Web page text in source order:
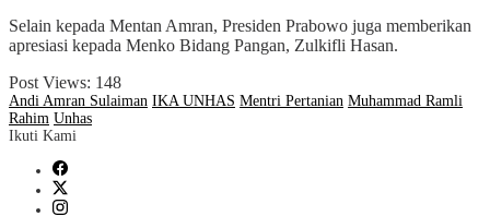
Selain kepada Mentan Amran, Presiden Prabowo juga memberikan
apresiasi kepada Menko Bidang Pangan, Zulkifli Hasan.
Post Views: 148
Andi Amran Sulaiman IKA UNHAS Mentri Pertanian Muhammad Ramli
Rahim Unhas
Ikuti Kami